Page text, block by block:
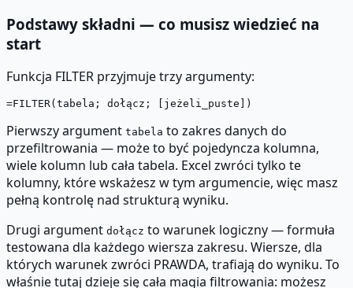
Podstawy składni — co musisz wiedzieć na
start
Funkcja FILTER przyjmuje trzy argumenty:
Pierwszy argument tabela to zakres danych do
przefiltrowania — może to być pojedyncza kolumna,
wiele kolumn lub cała tabela. Excel zwróci tylko te
kolumny, które wskażesz w tym argumencie, więc masz
pełną kontrolę nad strukturą wyniku.
Drugi argument dołącz to warunek logiczny — formuła
testowana dla każdego wiersza zakresu. Wiersze, dla
których warunek zwróci PRAWDA, trafiają do wyniku. To
właśnie tutaj dzieje się cała magia filtrowania: możesz